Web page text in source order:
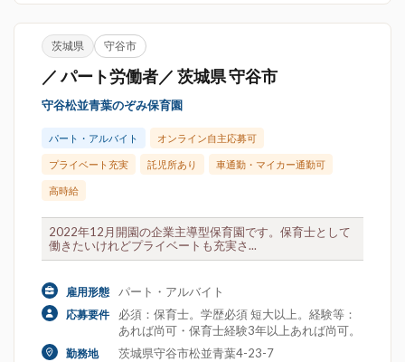
茨城県 守谷市
／ パート労働者／ 茨城県 守谷市
守谷松並青葉のぞみ保育園
パート・アルバイト オンライン自主応募可
プライベート充実 託児所あり 車通勤・マイカー通勤可
高時給
2022年12月開園の企業主導型保育園です。保育士として
働きたいけれどプライベートも充実さ...
雇用形態 パート・アルバイト
応募要件
必須：保育士。学歴必須 短大以上。経験等：
あれば尚可・保育士経験3年以上あれば尚可。
勤務地 茨城県守谷市松並青葉4-23-7